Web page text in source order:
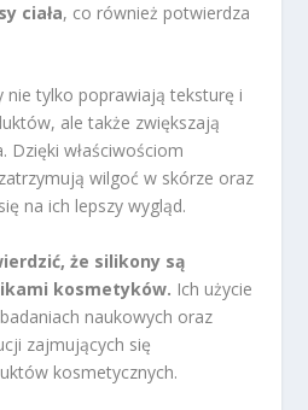
ciała, co również potwierdza
nie tylko poprawiają teksturę i
ale także zwiększają
właściwościom
wilgoć w skórze oraz
na ich lepszy wygląd.
że silikony są
kosmetyków. Ich użycie
naukowych oraz
zajmujących się
kosmetycznych.